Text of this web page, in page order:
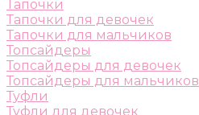
Тапочки
Тапочки для девочек
Тапочки для мальчиков
Топсайдеры
Топсайдеры для девочек
Топсайдеры для мальчиков
Туфли
Туфли для девочек